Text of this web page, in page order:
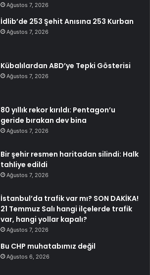
Ağustos 7, 2026
İdlib’de 253 Şehit Anısına 253 Kurban
Ağustos 7, 2026
Kübalılardan ABD’ye Tepki Gösterisi
Ağustos 7, 2026
80 yıllık rekor kırıldı: Pentagon’u
geride bırakan dev bina
Ağustos 7, 2026
Bir şehir resmen haritadan silindi: Halk
tahliye edildi
Ağustos 7, 2026
İstanbul’da trafik var mı? SON DAKİKA!
21 Temmuz Salı hangi ilçelerde trafik
var, hangi yollar kapalı?
Ağustos 7, 2026
Bu CHP muhatabımız değil
Ağustos 6, 2026